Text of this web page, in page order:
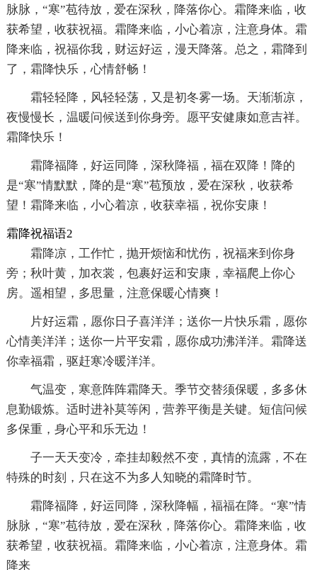
脉脉，“寒”苞待放，爱在深秋，降落你心。霜降来临，收
获希望，收获祝福。霜降来临，小心着凉，注意身体。霜
降来临，祝福你我，财运好运，漫天降落。总之，霜降到
了，霜降快乐，心情舒畅！
霜轻轻降，风轻轻荡，又是初冬雾一场。天渐渐凉，
夜慢慢长，温暖问候送到你身旁。愿平安健康如意吉祥。
霜降快乐！
霜降福降，好运同降，深秋降福，福在双降！降的
是“寒”情默默，降的是“寒”苞预放，爱在深秋，收获希
望！霜降来临，小心着凉，收获幸福，祝你安康！
霜降祝福语2
霜降凉，工作忙，抛开烦恼和忧伤，祝福来到你身
旁；秋叶黄，加衣裳，包裹好运和安康，幸福爬上你心
房。遥相望，多思量，注意保暖心情爽！
片好运霜，愿你日子喜洋洋；送你一片快乐霜，愿你
心情美洋洋；送你一片平安霜，愿你成功沸洋洋。霜降送
你幸福霜，驱赶寒冷暖洋洋。
气温变，寒意阵阵霜降天。季节交替须保暖，多多休
息勤锻炼。适时进补莫等闲，营养平衡是关键。短信问候
多保重，身心平和乐无边！
子一天天变冷，牵挂却毅然不变，真情的流露，不在
特殊的时刻，只在这不为多人知晓的霜降时节。
霜降福降，好运同降，深秋降幅，福福在降。“寒”情
脉脉，“寒”苞待放，爱在深秋，降落你心。霜降来临，收
获希望，收获祝福。霜降来临，小心着凉，注意身体。霜
降来